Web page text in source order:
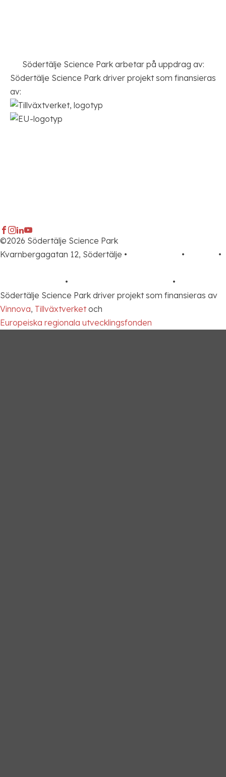
Södertälje Science Park arbetar på uppdrag av:
Södertälje Science Park driver projekt som finansieras
av:
©2026 Södertälje Science Park
Kvarnbergagatan 12, Södertälje •
•
•
• •
Södertälje Science Park driver projekt som finansieras av
Vinnova, Tillväxtverketoch
Europeiska regionala utvecklingsfonden